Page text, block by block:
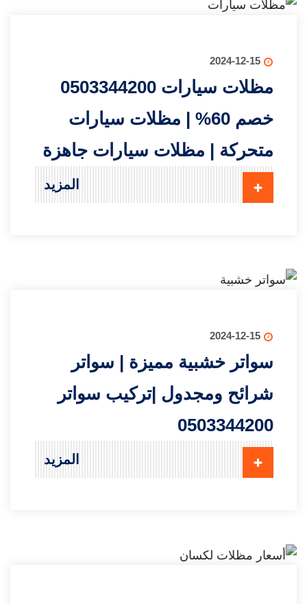
2024-12-15
مظلات سيارات 0503344200
خصم 60% | مظلات سيارات
متحركة | مظلات سيارات جاهزة
المزيد
2024-12-15
سواتر خشبية مميزة | سواتر
شرائح ومجدول |تركيب سواتر
0503344200
المزيد